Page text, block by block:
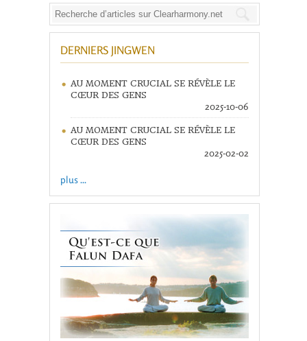
DERNIERS JINGWEN
AU MOMENT CRUCIAL SE RÉVÈLE LE
CŒUR DES GENS
2025-10-06
AU MOMENT CRUCIAL SE RÉVÈLE LE
CŒUR DES GENS
2025-02-02
plus ...